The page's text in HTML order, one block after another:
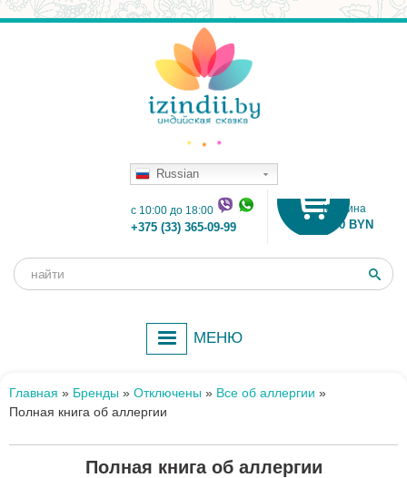
Russian
Корзина
0.00 BYN
c 10:00 до 18:00
+375 (33) 365-09-99
Форма
Поиск
МЕНЮ
Вы
здесь
Главная » Бренды » Отключены » Все об аллергии »
Полная книга об аллергии
Полная книга об аллергии